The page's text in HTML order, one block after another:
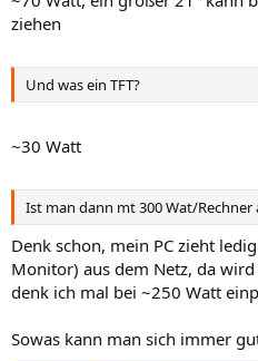
ziehen
Und was ein TFT?
~30 Watt
Ist man dann mt 300 Wat/Rechner
Denk schon, mein PC zieht
Monitor) aus dem Netz, da wird
denk ich mal bei ~250 Watt
Sowas kann man sich immer